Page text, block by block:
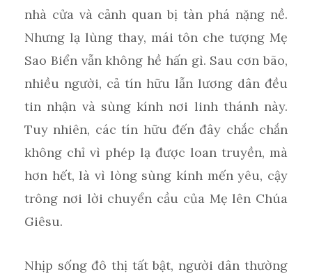
nhà cửa và cảnh quan bị tàn phá nặng nề.
Nhưng lạ lùng thay, mái tôn che tượng Mẹ
Sao Biển vẫn không hề hấn gì. Sau cơn bão,
nhiều người, cả tín hữu lẫn lương dân đều
tin nhận và sùng kính nơi linh thánh này.
Tuy nhiên, các tín hữu đến đây chắc chắn
không chỉ vì phép lạ được loan truyền, mà
hơn hết, là vì lòng sùng kính mến yêu, cậy
trông nơi lời chuyển cầu của Mẹ lên Chúa
Giêsu.
Nhịp sống đô thị tất bật, người dân thường